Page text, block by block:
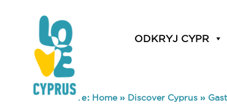
ODKRYJ CYPR
You are here: Home» Discover Cyprus »